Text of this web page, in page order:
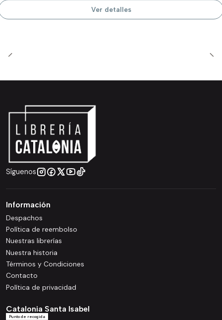
Ver detalles
Síguenos
Información
Despachos
Política de reembolso
Nuestras librerías
Nuestra historia
Términos y Condiciones
Contacto
Política de privacidad
Catalonia Santa Isabel
Punto de recogida